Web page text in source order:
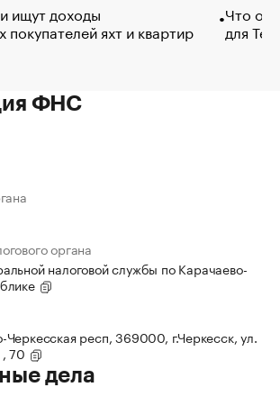
ищут доходы
яхт и квартир
Что
для
ФНС
органа
налоговой службы по Карачаево-
респ, 369000, г.Черкесск, ул.
70
дела